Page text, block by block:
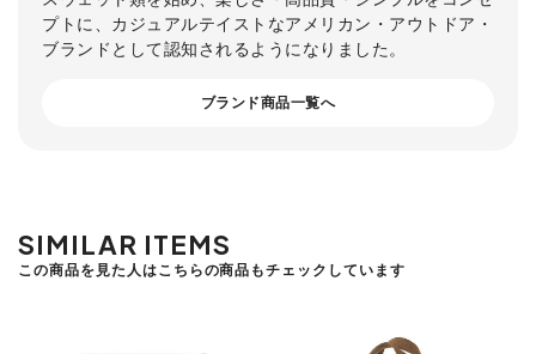
プトに、カジュアルテイストなアメリカン・アウトドア・
ブランドとして認知されるようになりました。
ブランド商品一覧へ
SIMILAR ITEMS
この商品を見た人はこちらの商品もチェックしています